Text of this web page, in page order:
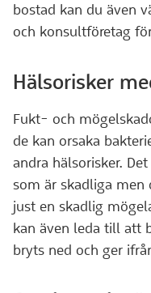
bostad kan du även
och konsultföretag
Hälsorisker
Fukt- och
de kan orsaka
andra hälsorisker.
som är skadliga
just en skadlig
kan även leda till att
bryts ned och ger